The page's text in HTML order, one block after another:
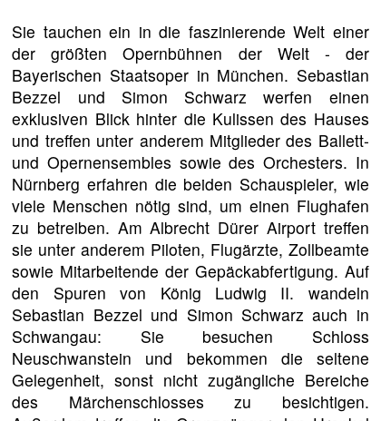
Sie tauchen ein in die faszinierende Welt einer
der größten Opernbühnen der Welt - der
Bayerischen Staatsoper in München. Sebastian
Bezzel und Simon Schwarz werfen einen
exklusiven Blick hinter die Kulissen des Hauses
und treffen unter anderem Mitglieder des Ballett-
und Opernensembles sowie des Orchesters. In
Nürnberg erfahren die beiden Schauspieler, wie
viele Menschen nötig sind, um einen Flughafen
zu betreiben. Am Albrecht Dürer Airport treffen
sie unter anderem Piloten, Flugärzte, Zollbeamte
sowie Mitarbeitende der Gepäckabfertigung. Auf
den Spuren von König Ludwig II. wandeln
Sebastian Bezzel und Simon Schwarz auch in
Schwangau: Sie besuchen Schloss
Neuschwanstein und bekommen die seltene
Gelegenheit, sonst nicht zugängliche Bereiche
des Märchenschlosses zu besichtigen.